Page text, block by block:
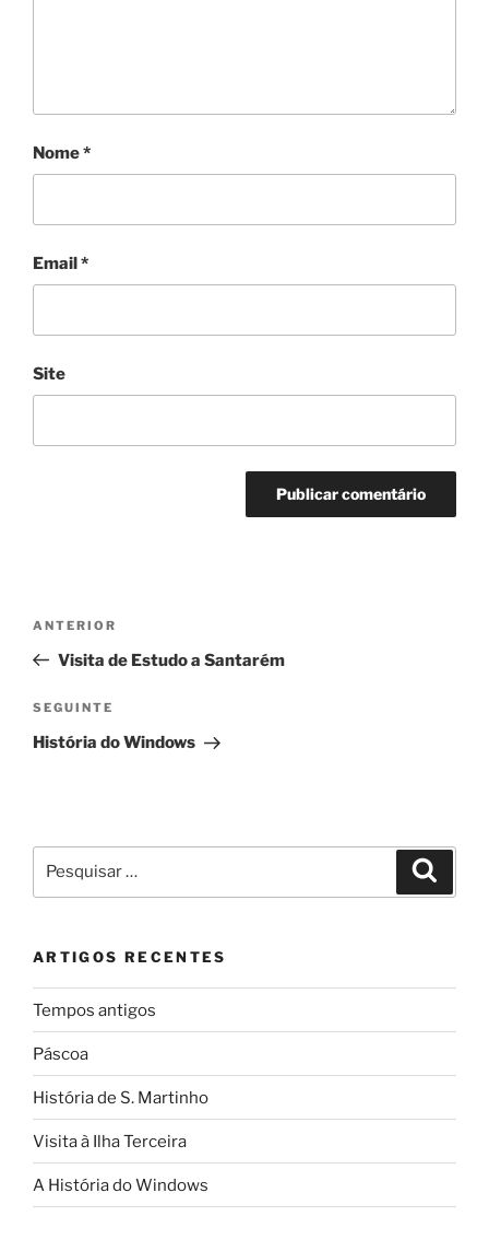
Nome*
Email*
Site
artigos
Conteúdo
anterior
ANTERIOR
Visita de Estudo a Santarém
Conteúdo
seguinte
SEGUINTE
História do Windows
por:
ARTIGOS RECENTES
Tempos antigos
Páscoa
História de S. Martinho
Visita à Ilha Terceira
A História do Windows